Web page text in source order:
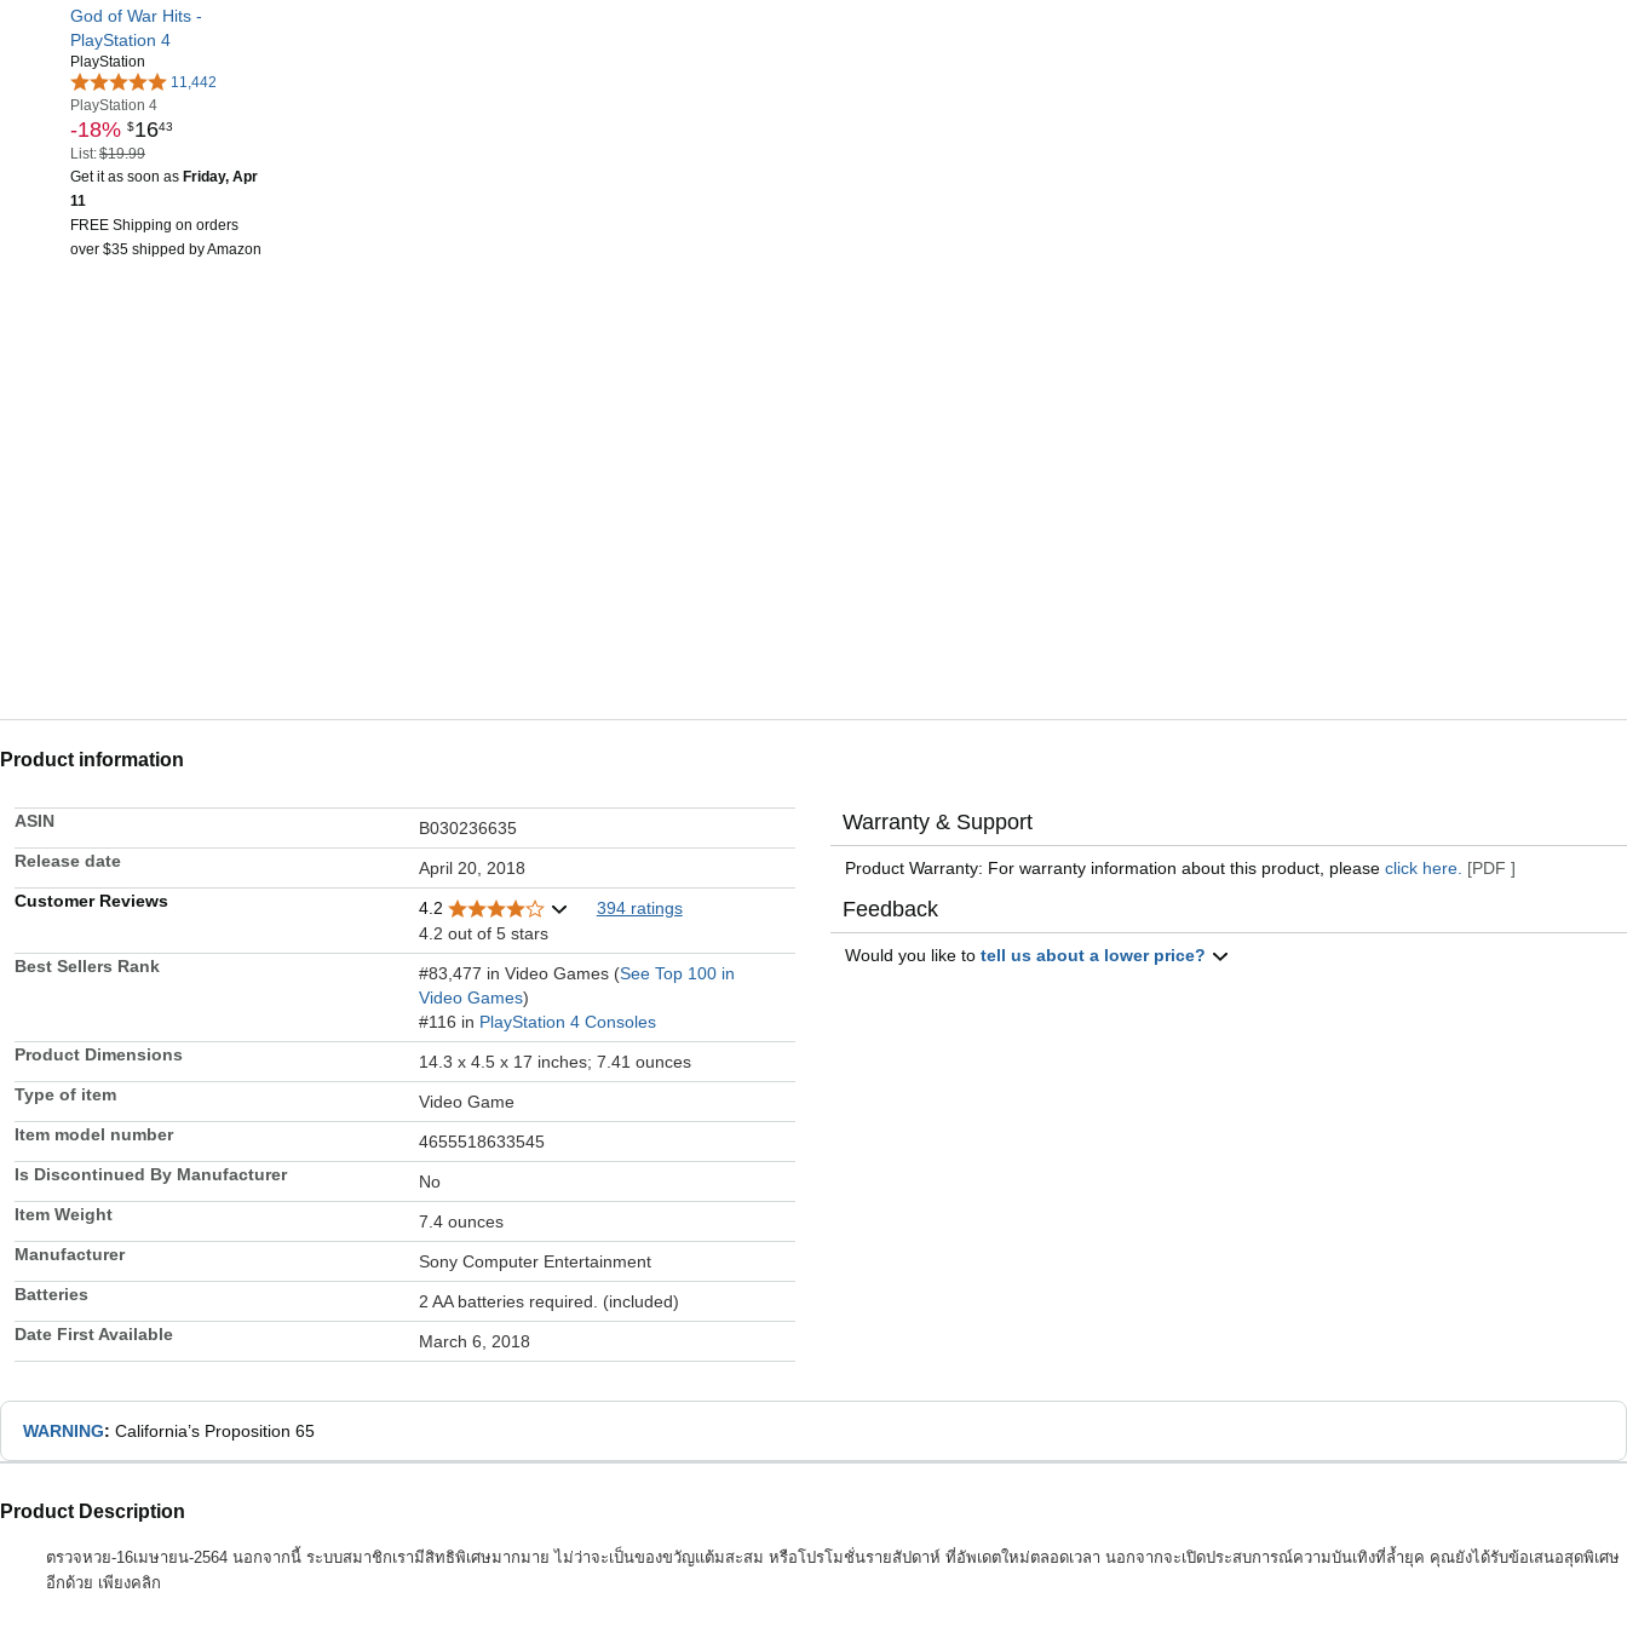
God of War Hits -
PlayStation 4
PlayStation
11,442
PlayStation 4
-18% $1643
List:$19.99
Get it as soon as Friday, Apr
11
FREE Shipping on orders
over $35 shipped by Amazon
Product information
ASIN
B030236635
Release date
April 20, 2018
Customer Reviews
4.2
394 ratings
4.2 out of 5 stars
Best Sellers Rank
#83,477 in Video Games (See Top 100 in
Video Games)
#116 in PlayStation 4 Consoles
Product Dimensions
14.3 x 4.5 x 17 inches; 7.41 ounces
Type of item
Video Game
Item model number
4655518633545
Is Discontinued By Manufacturer
No
Item Weight
7.4 ounces
Manufacturer
Sony Computer Entertainment
Batteries
2 AA batteries required. (included)
Date First Available
March 6, 2018
Warranty & Support
Product Warranty: For warranty information about this product, pleaseclick here. [PDF ]
Feedback
Would you like totell us about a lower price?
WARNING: California’s Proposition 65
Product Description
ตรวจหวย-16เมษายน-2564 นอกจากนี้ ระบบสมาชิกเรามีสิทธิพิเศษมากมาย ไม่ว่าจะเป็นของขวัญแต้มสะสม หรือโปรโมชั่นรายสัปดาห์ ที่อัพเดตใหม่ตลอดเวลา นอกจากจะเปิดประสบการณ์ความบันเทิงที่ล้ำยุค คุณยังได้รับข้อเสนอสุดพิเศษ
อีกด้วย เพียงคลิก